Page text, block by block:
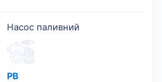
Насос паливний
РВ